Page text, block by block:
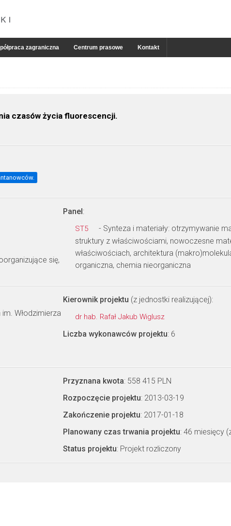
zagraniczna Centrum prasowe Kontakt
czasów życia fluorescencji.
się,
Panel:
ST5
- Synteza i materiały: otrzymywanie
struktury z właściwościami, nowoczesne
właściwościach, architektura
organiczna, chemia nieorganiczna
Włodzimierza
Kierownik projektu (z jednostki realizującej):
dr hab. Rafał Jakub Wiglusz
Liczba wykonawców projektu: 6
Przyznana kwota: 558 415 PLN
Rozpoczęcie projektu: 2013-03-19
Zakończenie projektu: 2017-01-18
Planowany czas trwania projektu: 46 miesięcy
Status projektu: Projekt rozliczony